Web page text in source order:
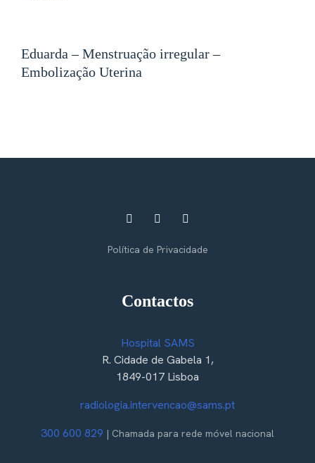
Eduarda – Menstruação irregular –
Embolização Uterina
Política de Privacidade
Contactos
Hospital SAMS
R. Cidade de Gabela 1,
1849-017 Lisboa
radiologia.intervencao@sams.pt
300 600 829 | Chamada para rede móvel nacional